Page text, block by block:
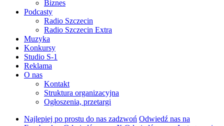
Biznes
Podcasty
Radio Szczecin
Radio Szczecin Extra
Muzyka
Konkursy
Studio S-1
Reklama
O nas
Kontakt
Struktura organizacyjna
Ogłoszenia, przetargi
Najlepiej po prostu do nas zadzwoń Odwiedź nas na